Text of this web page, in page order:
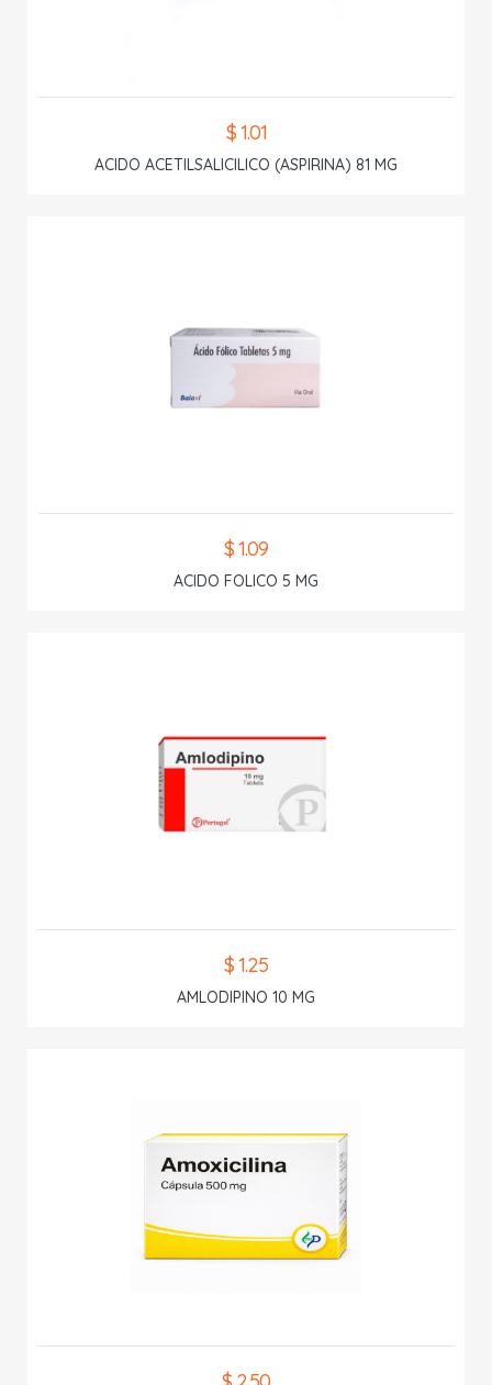
$ 1.01
ACIDO ACETILSALICILICO (ASPIRINA) 81 MG
$ 1.09
ACIDO FOLICO 5 MG
$ 1.25
AMLODIPINO 10 MG